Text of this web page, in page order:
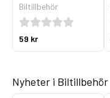
Biltillbehör
59 kr
Nyheter i Biltillbehör